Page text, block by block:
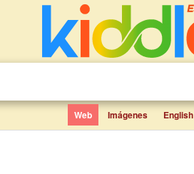
Web Imágenes English